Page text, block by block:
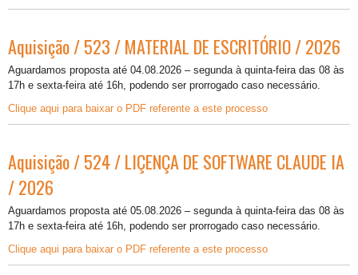
Aquisição / 523 / MATERIAL DE ESCRITÓRIO / 2026
Aguardamos proposta até 04.08.2026 – segunda à quinta-feira das 08 às
17h e sexta-feira até 16h, podendo ser prorrogado caso necessário.
Clique aqui para baixar o PDF referente a este processo
Aquisição / 524 / LIÇENÇA DE SOFTWARE CLAUDE IA
/ 2026
Aguardamos proposta até 05.08.2026 – segunda à quinta-feira das 08 às
17h e sexta-feira até 16h, podendo ser prorrogado caso necessário.
Clique aqui para baixar o PDF referente a este processo